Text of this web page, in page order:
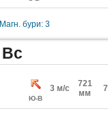
Магн. бури: 3
Вс
Ю-В
3 м/с
721
мм